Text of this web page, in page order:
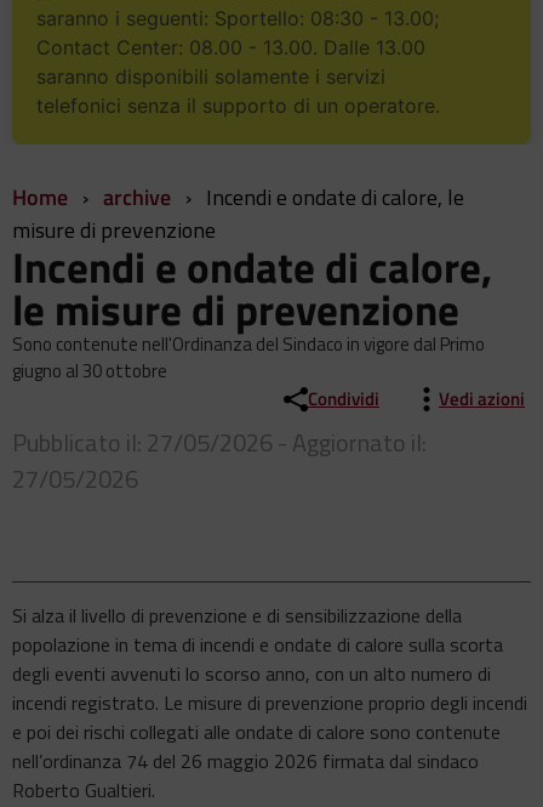
saranno i seguenti: Sportello: 08:30 - 13.00;
Contact Center: 08.00 - 13.00. Dalle 13.00
saranno disponibili solamente i servizi
telefonici senza il supporto di un operatore.
Home › archive › Incendi e ondate di calore, le
misure di prevenzione
Incendi e ondate di calore,
le misure di prevenzione
Sono contenute nell'Ordinanza del Sindaco in vigore dal Primo
giugno al 30 ottobre
Condividi
Vedi azioni
Pubblicato il: 27/05/2026 - Aggiornato il:
27/05/2026
Si alza il livello di prevenzione e di sensibilizzazione della
popolazione in tema di incendi e ondate di calore sulla scorta
degli eventi avvenuti lo scorso anno, con un alto numero di
incendi registrato. Le misure di prevenzione proprio degli incendi
e poi dei rischi collegati alle ondate di calore sono contenute
nell’ordinanza 74 del 26 maggio 2026 firmata dal sindaco
Roberto Gualtieri.